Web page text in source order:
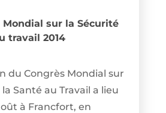
Mondial sur la Sécurité
travail 2014
du Congrès Mondial sur
Santé au Travail a lieu
à Francfort, en